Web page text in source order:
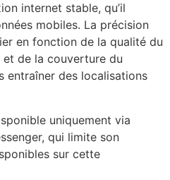
internet stable, qu’il
mobiles. La précision
en fonction de la qualité du
de la couverture du
entraîner des localisations
uniquement via
qui limite son
sur cette